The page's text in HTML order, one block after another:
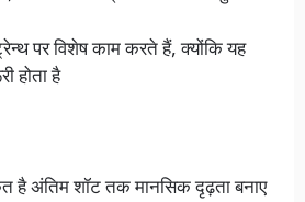
पर विशेष काम करते हैं, क्योंकि यह
होता है
है अंतिम शॉट तक मानसिक दृढ़ता बनाए